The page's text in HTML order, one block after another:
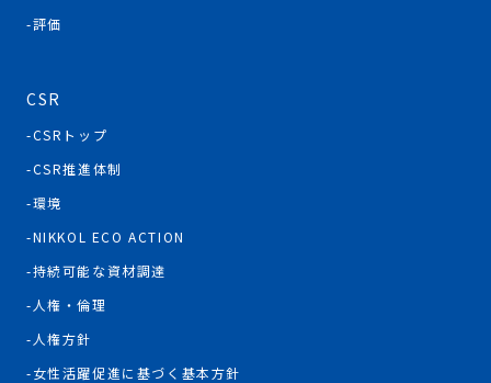
評価
CSR
CSRトップ
CSR推進体制
環境
NIKKOL ECO ACTION
持続可能な資材調達
人権・倫理
人権方針
女性活躍促進に基づく基本方針